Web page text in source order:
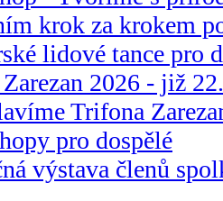
krok za krokem
lidové tance pro
2026 - již
Trifona
pro dospělé
výstava členů